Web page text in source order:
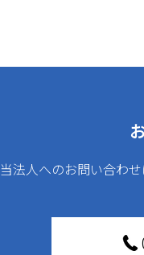
当法人へのお問い合わ